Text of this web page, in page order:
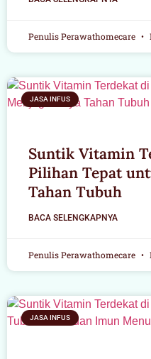
Penulis Perawathomecare
JASA INFUS
Suntik Vitamin
Pilihan Tepat
Tahan Tubuh
BACA SELENGKAPNYA
Penulis Perawathomecare
JASA INFUS